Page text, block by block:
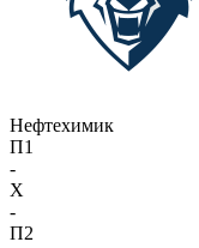
Нефтехимик
П1
-
X
-
П2